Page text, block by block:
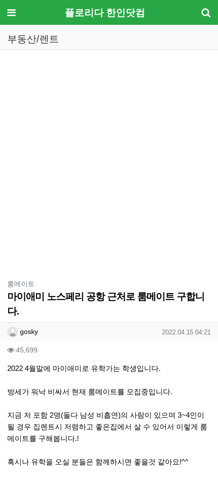
메뉴 플로리다 한인닷컴
부동산/렌트
룸메이트
마이애미 노스페리 공항 근처로 룸메이트 구합니
다.
작성자 정보
gosky작성 작성일
2022.04.15 04:21
컨텐츠 정보
45,699
본문
2022 4월말에 마이애미로 유학가는 학생입니다.
방세가 워낙 비싸서 현재 룸메이트를 모집중입니다.
지금 저 포함 2명(둘다 남성 비흡연)의 사람이 있으며 3~4인이
될 경우 집렌트시 저렴하고 좋은집에서 살 수 있어서 이렇게 룸
메이트를 구해봅니다.!
혹시나 유학을 오실 분들은 함께하시면 좋을것 같아요!^^